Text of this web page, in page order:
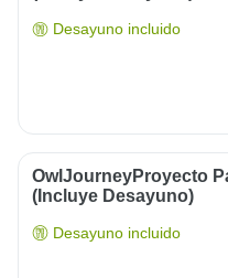
Desayuno incluido
OwlJourneyProyecto
(Incluye Desayuno)
Desayuno incluido